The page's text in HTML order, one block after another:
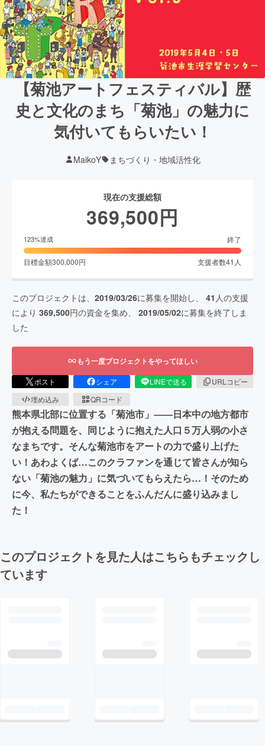
【菊池アートフェスティバル】歴
史と文化のまち「菊池」の魅力に
気付いてもらいたい！
MaikoY まちづくり・地域活性化
現在の支援総額
369,500円
123%達成 終了
目標金額300,000円 支援者数41 人
このプロジェクトは、 2019/03/26に募集を開始し、 41 人の支援
により 369,500円の資金を集め、 2019/05/02に募集を終了しま
した
もう一度プロジェクトをやってほしい
ポスト シェア LINEで送る
URLコピー
埋め込み
QRコード
熊本県北部に位置する「菊池市」――日本中の地方都市
が抱える問題を、同じように抱えた人口５万人弱の小さ
なまちです。そんな菊池市をアートの力で盛り上げた
い！あわよくば…このクラファンを通じて皆さんが知ら
ない「菊池の魅力」に気づいてもらえたら…！そのため
に今、私たちができることをふんだんに盛り込みまし
た！
このプロジェクトを見た人はこちらもチェックし
ています